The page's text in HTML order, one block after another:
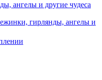
гирлянды, ангелы и